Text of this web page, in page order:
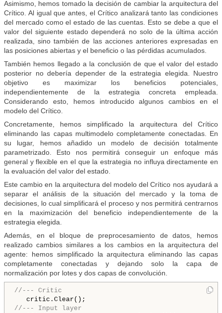
Asimismo, hemos tomado la decisión de cambiar la arquitectura del
Crítico. Al igual que antes, el Crítico analizará tanto las condiciones
del mercado como el estado de las cuentas. Esto se debe a que el
valor del siguiente estado dependerá no solo de la última acción
realizada, sino también de las acciones anteriores expresadas en
las posiciones abiertas y el beneficio o las pérdidas acumulados.
También hemos llegado a la conclusión de que el valor del estado
posterior no debería depender de la estrategia elegida. Nuestro
objetivo es maximizar los beneficios potenciales,
independientemente de la estrategia concreta empleada.
Considerando esto, hemos introducido algunos cambios en el
modelo del Crítico.
Concretamente, hemos simplificado la arquitectura del Crítico
eliminando las capas multimodelo completamente conectadas. En
su lugar, hemos añadido un modelo de decisión totalmente
parametrizado. Esto nos permitirá conseguir un enfoque más
general y flexible en el que la estrategia no influya directamente en
la evaluación del valor del estado.
Este cambio en la arquitectura del modelo del Crítico nos ayudará a
separar el análisis de la situación del mercado y la toma de
decisiones, lo cual simplificará el proceso y nos permitirá centrarnos
en la maximización del beneficio independientemente de la
estrategia elegida.
Además, en el bloque de preprocesamiento de datos, hemos
realizado cambios similares a los cambios en la arquitectura del
agente: hemos simplificado la arquitectura eliminando las capas
completamente conectadas y dejando solo la capa de
normalización por lotes y dos capas de convolución.
//--- Critic
//--- Input layer